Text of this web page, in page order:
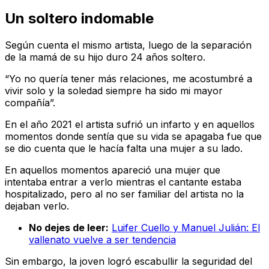
Un soltero indomable
Según cuenta el mismo artista, luego de la separación
de la mamá de su hijo duro 24 años soltero.
“Yo no quería tener más relaciones, me acostumbré a
vivir solo y la soledad siempre ha sido mi mayor
compañía”.
En el año 2021 el artista sufrió un infarto y en aquellos
momentos donde sentía que su vida se apagaba fue que
se dio cuenta que le hacía falta una mujer a su lado.
En aquellos momentos apareció una mujer que
intentaba entrar a verlo mientras el cantante estaba
hospitalizado, pero al no ser familiar del artista no la
dejaban verlo.
No dejes de leer: Luifer Cuello y Manuel Julián: El
vallenato vuelve a ser tendencia
Sin embargo, la joven logró escabullir la seguridad del